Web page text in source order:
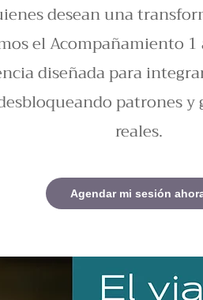
desean una
el Acompañamiento
diseñada para
patrones y
reales.
Agendar mi sesión